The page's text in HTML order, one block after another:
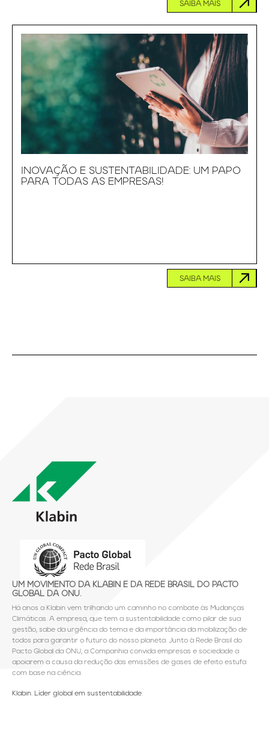
SAIBA MAIS
INOVAÇÃO E SUSTENTABILIDADE: UM PAPO
PARA TODAS AS EMPRESAS!
SAIBA MAIS
UM MOVIMENTO DA KLABIN E DA REDE BRASIL DO PACTO
GLOBAL DA ONU.
Há anos a Klabin vem trilhando um caminho no combate às Mudanças
Climáticas. A empresa, que tem a sustentabilidade como pilar de sua
gestão, sabe da urgência do tema e da importância da mobilização de
todos para garantir o futuro do nosso planeta. Junto à Rede Brasil do
Pacto Global da ONU, a Companhia convida empresas e sociedade a
apoiarem a causa da redução das emissões de gases de efeito estufa
com base na ciência.
Klabin. Líder global em sustentabilidade.